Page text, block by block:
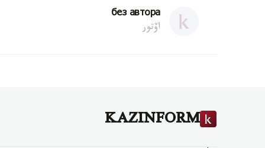
без автора
اۆتور
KAZINFORM